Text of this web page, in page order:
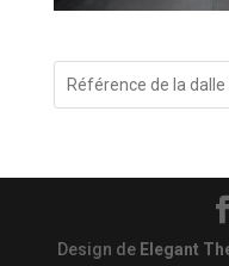
Design de Elegant